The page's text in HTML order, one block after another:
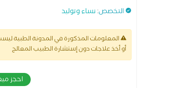
التخصص:نساء وتوليد
المعلومات المذكورة في المدونة الطبية
أو أخذ علاجات دون إستشارة الطبيب المعالج
احجز